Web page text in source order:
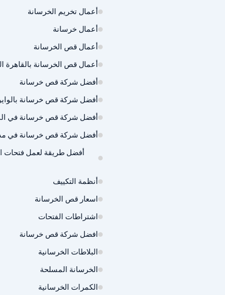
أعمال تخريم الخرسانة
أعمال خرسانة
أعمال قص الخرسانة
أعمال قص الخرسانة بالقاهرة
أفضل شركة قص خرسانة
أفضل شركة قص خرسانة
أفضل شركة قص خرسانة في
أفضل شركة قص خرسانة في
أفضل طريقة لعمل فتحات
أنظمة التكييف
اسعار قص الخرسانة
اشتراطات الفتحات
افضل شركة قص خرسانة
البلاطات الخرسانية
الخرسانة المسلحة
الكمرات الخرسانية